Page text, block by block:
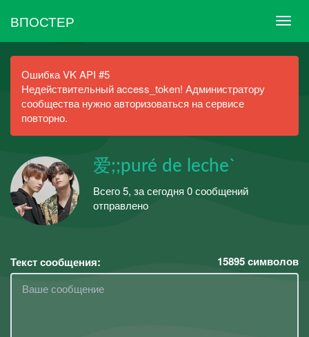
ВПОСТЕР
Ошибка VK API #5
Недействительный access_token! Администратору
сообщества нужно авторизоваться на сервисе
повторно.
爱;;puré de leche`
Всего 5, за сегодня 0 сообщений
отправлено
Текст сообщения: 15895символов